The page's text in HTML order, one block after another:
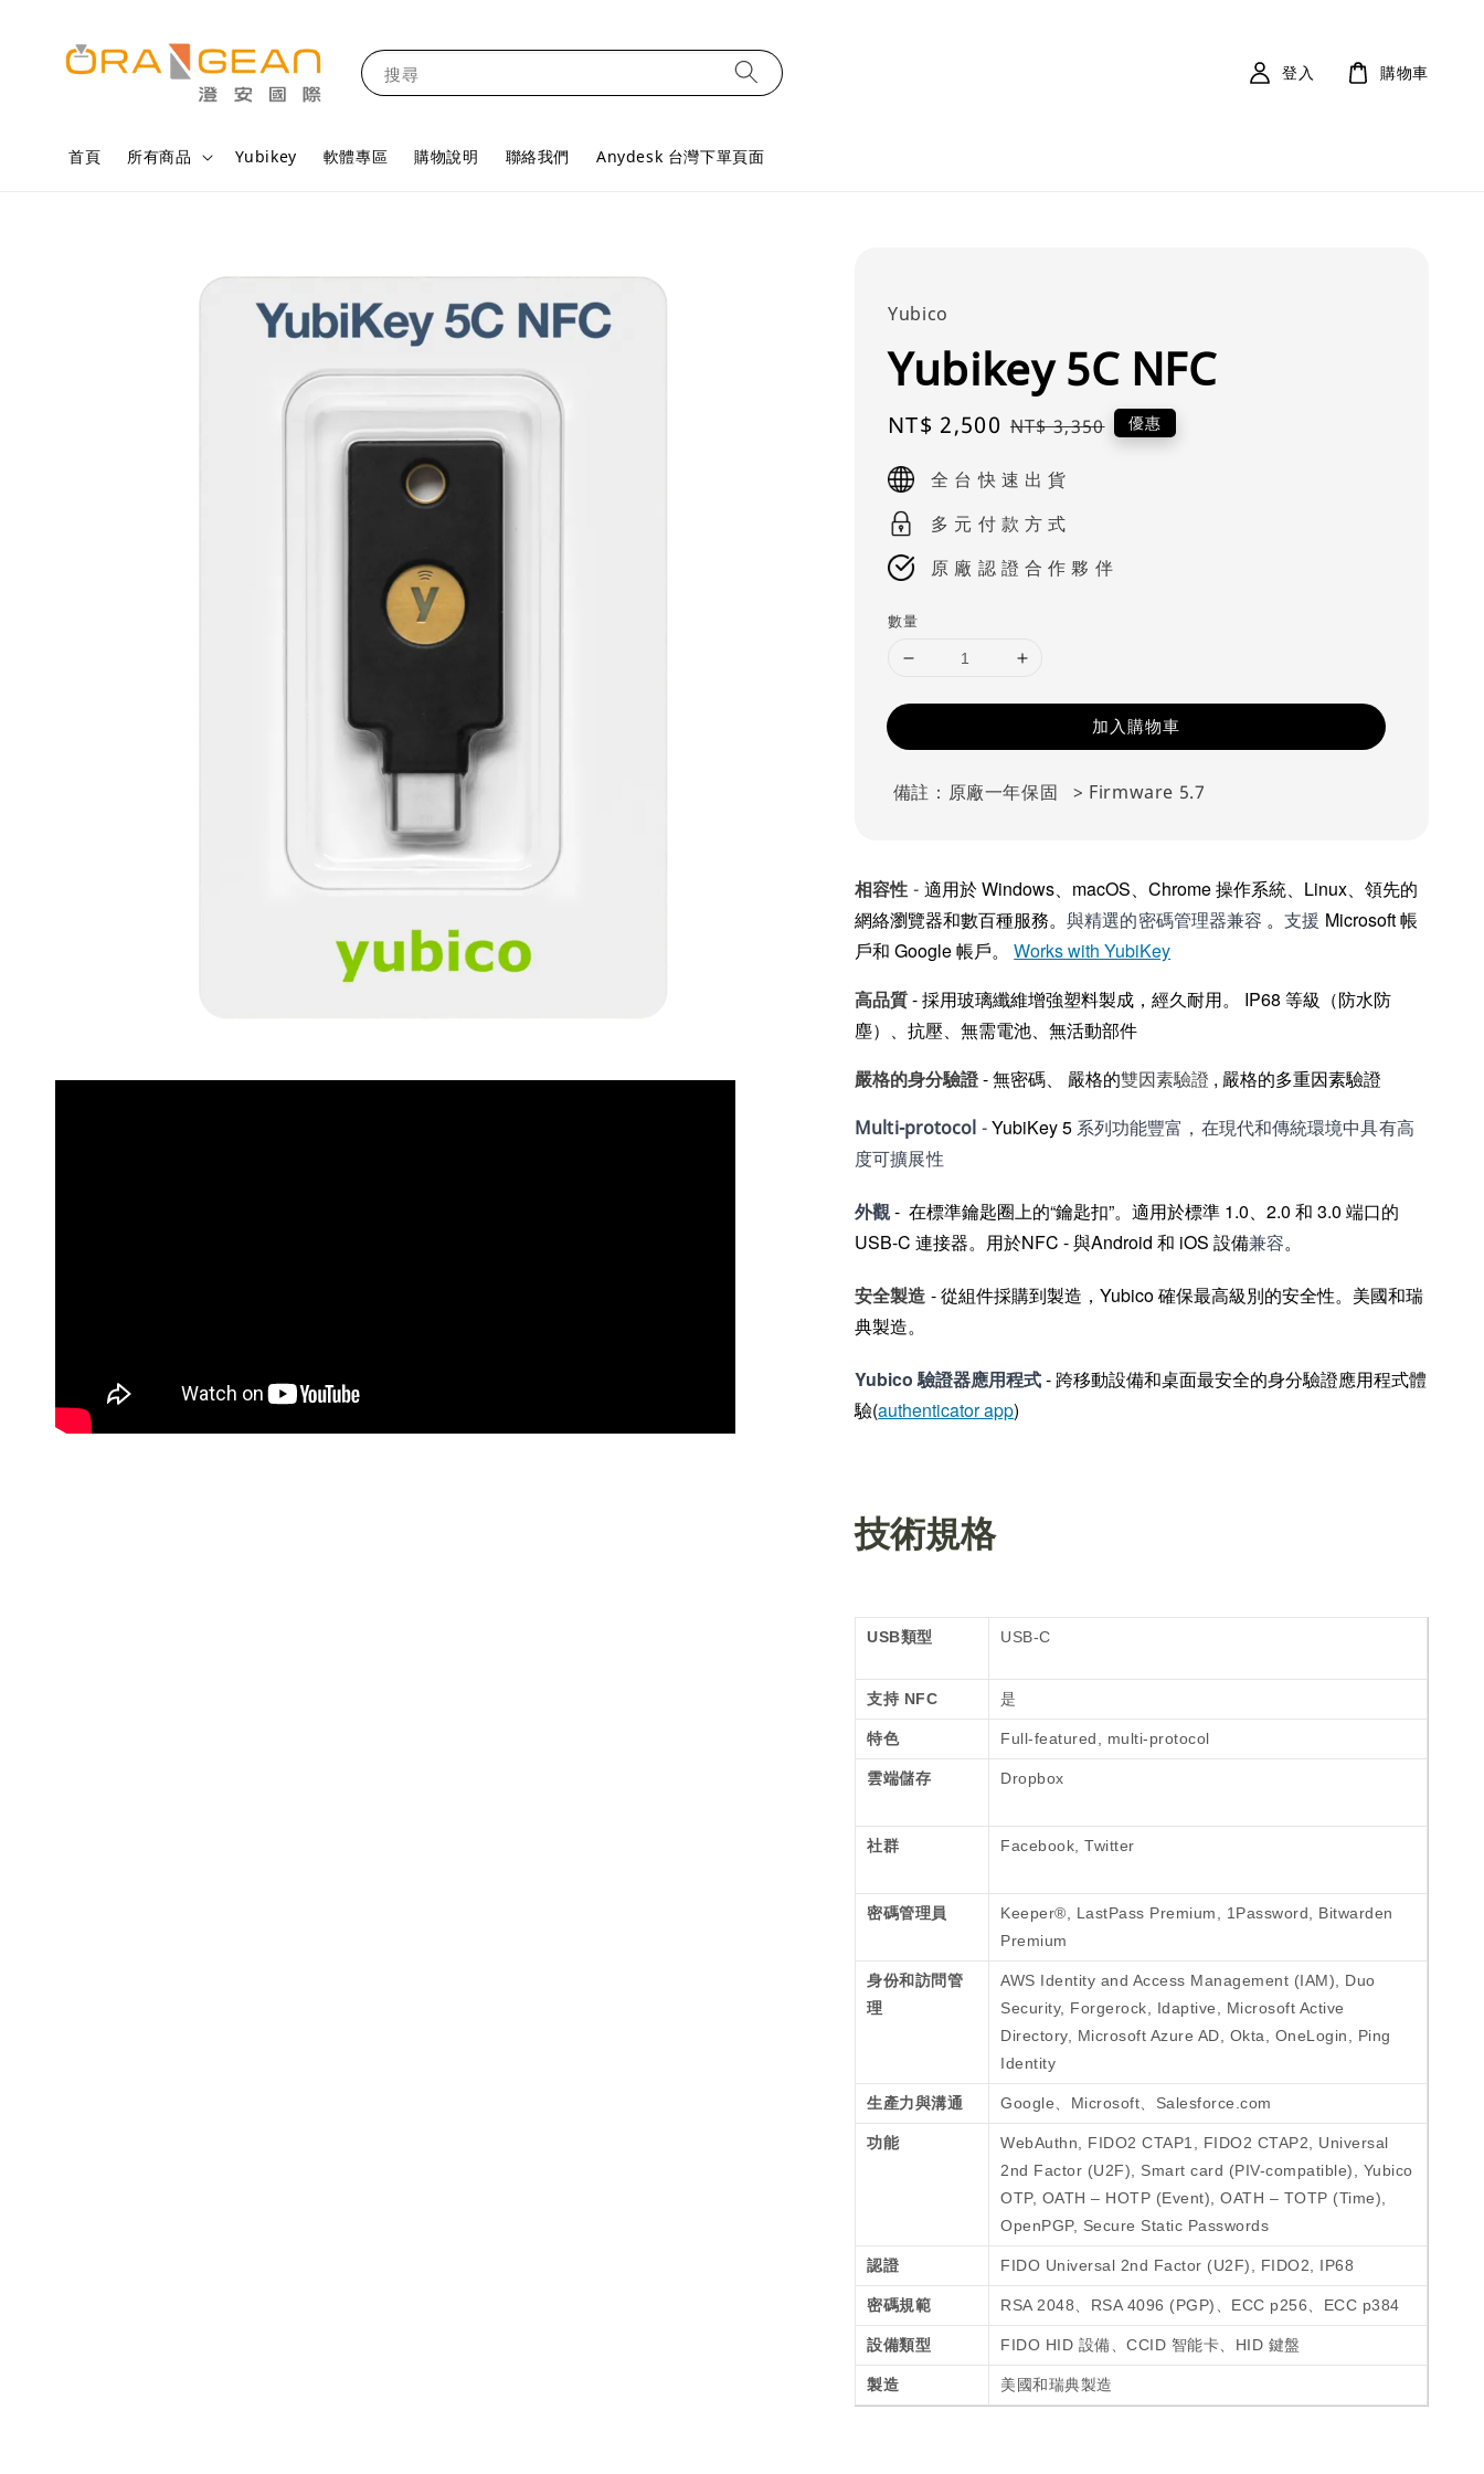
搜尋
首頁 所有商品 Yubikey 軟體專區 購物說明 聯絡我們 Anydesk 台灣下單頁面
登入 購物車
Yubico
Yubikey 5C NFC
Sale
NT$ 2,500 Regular
NT$ 3,350 優惠
全 台 快 速 出 貨
多 元 付 款 方 式
原 廠 認 證 合 作 夥 伴
數量
加入購物車
備註：原廠一年保固 > Firmware 5.7
相容性 - 適用於 Windows、macOS、Chrome 操作系統、Linux、領先的
網絡瀏覽器和數百種服務。與精選的密碼管理器兼容 。支援 Microsoft 帳
戶和 Google 帳戶。Works with YubiKey
高品質-採用玻璃纖維增強塑料製成，經久耐用。 IP68 等級（防水防
塵）、抗壓、無需電池、無活動部件
嚴格的身分驗證-無密碼、 嚴格的雙因素驗證 , 嚴格的多重因素驗證
Multi-protocol -YubiKey 5 系列功能豐富，在現代和傳統環境中具有高
度可擴展性
外觀- 在標準鑰匙圈上的“鑰匙扣”。適用於標準 1.0、2.0 和 3.0 端口的
USB-C 連接器。用於NFC - 與Android 和 iOS 設備兼容。
安全製造 -從組件採購到製造，Yubico 確保最高級別的安全性。美國和瑞
典製造。
Yubico 驗證器應用程式- 跨移動設備和桌面最安全的身分驗證應用程式體
驗(authenticator app)
技術規格
USB類型 USB-C
支持 NFC 是
特色 Full-featured, multi-protocol
雲端儲存 Dropbox
社群 Facebook, Twitter
密碼管理員
Keeper®, LastPass Premium, 1Password, Bitwarden
Premium
身份和訪問管
理
AWS Identity and Access Management (IAM), Duo
Security, Forgerock, Idaptive, Microsoft Active
Directory, Microsoft Azure AD, Okta, OneLogin, Ping
Identity
生產力與溝通 Google、Microsoft、Salesforce.com
功能
WebAuthn, FIDO2 CTAP1, FIDO2 CTAP2, Universal
2nd Factor (U2F), Smart card (PIV-compatible), Yubico
OTP, OATH – HOTP (Event), OATH – TOTP (Time),
OpenPGP, Secure Static Passwords
認證 FIDO Universal 2nd Factor (U2F), FIDO2, IP68
密碼規範 RSA 2048、RSA 4096 (PGP)、ECC p256、ECC p384
設備類型 FIDO HID 設備、CCID 智能卡、HID 鍵盤
製造 美國和瑞典製造